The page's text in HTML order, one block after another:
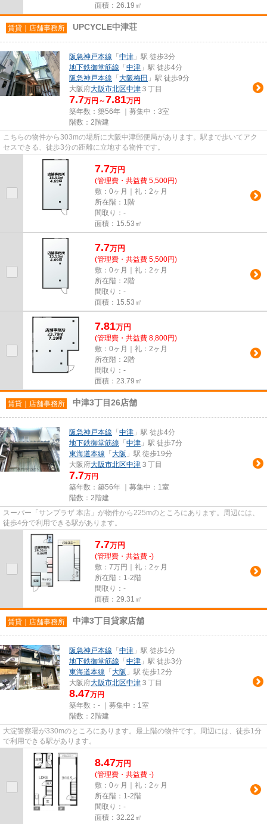
面積：26.19㎡
賃貸｜店舗事務所 UPCYCLE中津荘
阪急神戸本線 「 中津 」駅 徒歩3分
地下鉄御堂筋線 「 中津 」駅 徒歩4分
阪急神戸本線 「 大阪梅田 」駅 徒歩9分
大阪府大阪市北区中津 ３丁目
7.7万円～7.81万円
築年数：築56年 ｜募集中： 3室
階数：2階建
こちらの物件から303mの場所に大阪中津郵便局があります。駅まで歩いてアク
セスできる、徒歩3分の距離に立地する物件です。
7.7万円
(管理費・共益費 5,500円)
敷：0ヶ月｜礼：2ヶ月
所在階：1階
間取り：-
面積：15.53㎡
7.7万円
(管理費・共益費 5,500円)
敷：0ヶ月｜礼：2ヶ月
所在階：2階
間取り：-
面積：15.53㎡
7.81万円
(管理費・共益費 8,800円)
敷：0ヶ月｜礼：2ヶ月
所在階：2階
間取り：-
面積：23.79㎡
賃貸｜店舗事務所 中津3丁目26店舗
阪急神戸本線 「 中津 」駅 徒歩4分
地下鉄御堂筋線 「 中津 」駅 徒歩7分
東海道本線 「 大阪 」駅 徒歩19分
大阪府大阪市北区中津 ３丁目
7.7万円
築年数：築56年 ｜募集中： 1室
階数：2階建
スーパー「サンプラザ 本店」が物件から225mのところにあります。周辺には、
徒歩4分で利用できる駅があります。
7.7万円
(管理費・共益費 -)
敷：7万円｜礼：2ヶ月
所在階：1-2階
間取り：-
面積：29.31㎡
賃貸｜店舗事務所 中津3丁目貸家店舗
阪急神戸本線 「 中津 」駅 徒歩1分
地下鉄御堂筋線 「 中津 」駅 徒歩3分
東海道本線 「 大阪 」駅 徒歩12分
大阪府大阪市北区中津 ３丁目
8.47万円
築年数：- ｜募集中： 1室
階数：2階建
大淀警察署が330mのところにあります。最上階の物件です。周辺には、徒歩1分
で利用できる駅があります。
8.47万円
(管理費・共益費 -)
敷：0ヶ月｜礼：2ヶ月
所在階：1-2階
間取り：-
面積：32.22㎡